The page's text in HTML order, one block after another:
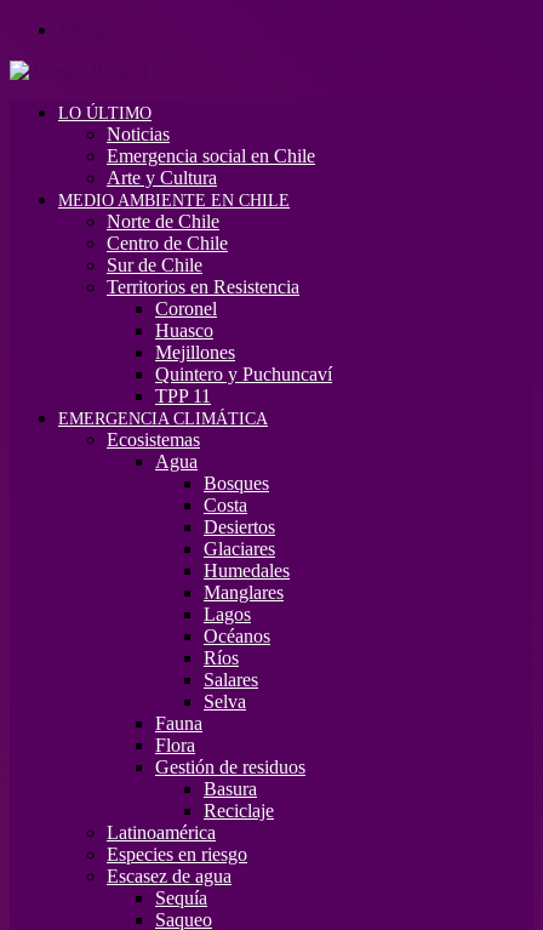
LO ÚLTIMO
Noticias
Emergencia social en Chile
Arte y Cultura
MEDIO AMBIENTE EN CHILE
Norte de Chile
Centro de Chile
Sur de Chile
Territorios en Resistencia
Coronel
Huasco
Mejillones
Quintero y Puchuncaví
TPP 11
EMERGENCIA CLIMÁTICA
Ecosistemas
Agua
Bosques
Costa
Desiertos
Glaciares
Humedales
Manglares
Lagos
Océanos
Ríos
Salares
Selva
Fauna
Flora
Gestión de residuos
Basura
Reciclaje
Latinoamérica
Especies en riesgo
Escasez de agua
Sequía
Saqueo